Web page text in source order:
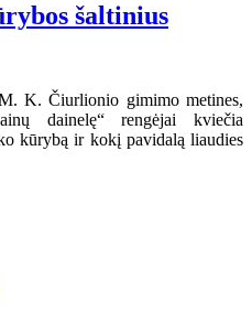
šaltinius
K. Čiurlionio gimimo metines,
dainelę“ rengėjai kviečia
kūrybą ir kokį pavidalą liaudies